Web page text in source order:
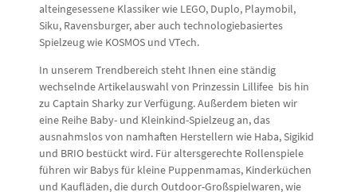
alteingesessene Klassiker wie LEGO, Duplo, Playmobil,
Siku, Ravensburger, aber auch technologiebasiertes
Spielzeug wie KOSMOS und VTech.
In unserem Trendbereich steht Ihnen eine ständig
wechselnde Artikelauswahl von Prinzessin Lillifee bis hin
zu Captain Sharky zur Verfügung. Außerdem bieten wir
eine Reihe Baby- und Kleinkind-Spielzeug an, das
ausnahmslos von namhaften Herstellern wie Haba, Sigikid
und BRIO bestückt wird. Für altersgerechte Rollenspiele
führen wir Babys für kleine Puppenmamas, Kinderküchen
und Kaufläden, die durch Outdoor-Großspielwaren, wie